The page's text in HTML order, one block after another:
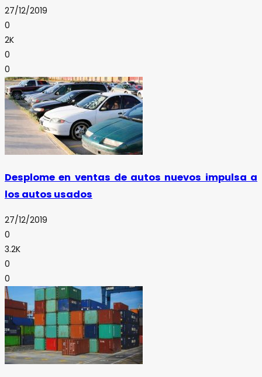
27/12/2019
0
2K
0
0
Desplome en ventas de autos nuevos impulsa a
los autos usados
27/12/2019
0
3.2K
0
0